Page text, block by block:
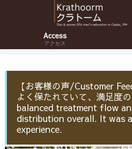
Access
アクセス
【お客様の声/Customer
よく保たれていて、満足度
balanced treatment flow
distribution overall. It was
experience.